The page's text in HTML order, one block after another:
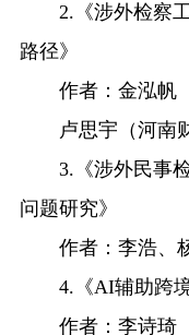
2.《涉外检察工
路径》
作者：金泓帆（
卢思宇（河南财
3.《涉外民事检
问题研究》
作者：李浩、杨
4.《AI辅助跨境
作者：李诗琦（